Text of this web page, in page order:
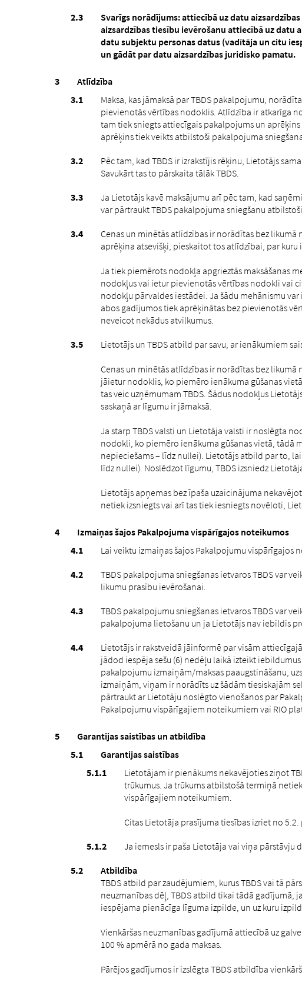
Svarīgs norādījums: attiecībā uz datu
aizsardzības tiesību ievērošanu attiecībā uz datu
datu subjektu personas datus (vadītāja un citu
un gādāt par datu aizsardzības juridisko pamatu.
Atlīdzība
Maksa, kas jāmaksā par TBDS pakalpojumu,
pievienotās vērtības nodoklis. Atlīdzība ir atkarīga
tam tiek sniegts attiecīgais pakalpojums un
aprēķins tiek veikts atbilstoši pakalpojuma
Pēc tam, kad TBDS ir izrakstījis rēķinu, Lietotājs
Savukārt tas to pārskaita tālāk TBDS.
Ja Lietotājs kavē maksājumu arī pēc tam, kad
var pārtraukt TBDS pakalpojuma sniegšanu
Cenas un minētās atlīdzības ir norādītas bez
aprēķina atsevišķi, pieskaitot tos atlīdzībai, par kuru
Ja tiek piemērots nodokļa apgrieztās maksāšanas
nodokļus vai ietur pievienotās vērtības nodokli vai
nodokļu pārvaldes iestādei. Ja šādu mehānismu
abos gadījumos tiek aprēķinātas bez pievienotās
neveicot nekādus atvilkumus.
Lietotājs un TBDS atbild par savu, ar ienākumiem
Cenas un minētās atlīdzības ir norādītas bez
jāietur nodoklis, ko piemēro ienākuma gūšanas
tas veic uzņēmumam TBDS. Šādus nodokļus
saskaņā ar līgumu ir jāmaksā.
Ja starp TBDS valsti un Lietotāja valsti ir noslēgta
nodokli, ko piemēro ienākuma gūšanas vietā, tādā
nepieciešams – līdz nullei). Lietotājs atbild par to,
līdz nullei). Noslēdzot līgumu, TBDS izsniedz
Lietotājs apņemas bez īpaša uzaicinājuma
netiek izsniegts vai arī tas tiek iesniegts novēloti,
Izmaiņas šajos Pakalpojuma vispārīgajos noteikumos
Lai veiktu izmaiņas šajos Pakalpojumu vispārīgajos
TBDS pakalpojuma sniegšanas ietvaros TBDS var
likumu prasību ievērošanai.
TBDS pakalpojumu sniegšanas ietvaros TBDS var
pakalpojuma lietošanu un ja Lietotājs nav iebildis
Lietotājs ir rakstveidā jāinformē par visām
jādod iespēja sešu (6) nedēļu laikā izteikt
pakalpojumu izmaiņām/maksas paaugstināšanu,
izmaiņām, viņam ir norādīts uz šādām tiesiskajām
pārtraukt ar Lietotāju noslēgto vienošanos par
Pakalpojumu vispārīgajiem noteikumiem vai RIO
Garantijas saistības un atbildība
Garantijas saistības
Lietotājam ir pienākums nekavējoties ziņot
trūkumus. Ja trūkums atbilstošā termiņā
vispārīgajiem noteikumiem.
Citas Lietotāja prasījuma tiesības izriet no 5.2.
Ja iemesls ir paša Lietotāja vai viņa pārstāvju
Atbildība
TBDS atbild par zaudējumiem, kurus TBDS vai tā
neuzmanības dēļ, TBDS atbild tikai tādā gadījumā,
iespējama pienācīga līguma izpilde, un uz kuru
Vienkāršas neuzmanības gadījumā attiecībā uz
100 % apmērā no gada maksas.
Pārējos gadījumos ir izslēgta TBDS atbildība